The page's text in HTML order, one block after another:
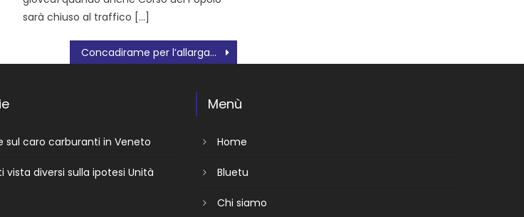
sarà chiuso al traffico […]
Concadirame per l’allargamento del cimitero deve ancora attendere
sul caro carburanti in Veneto
vista diversi sulla ipotesi Unità
Menù
Home
Bluetu
Chi siamo